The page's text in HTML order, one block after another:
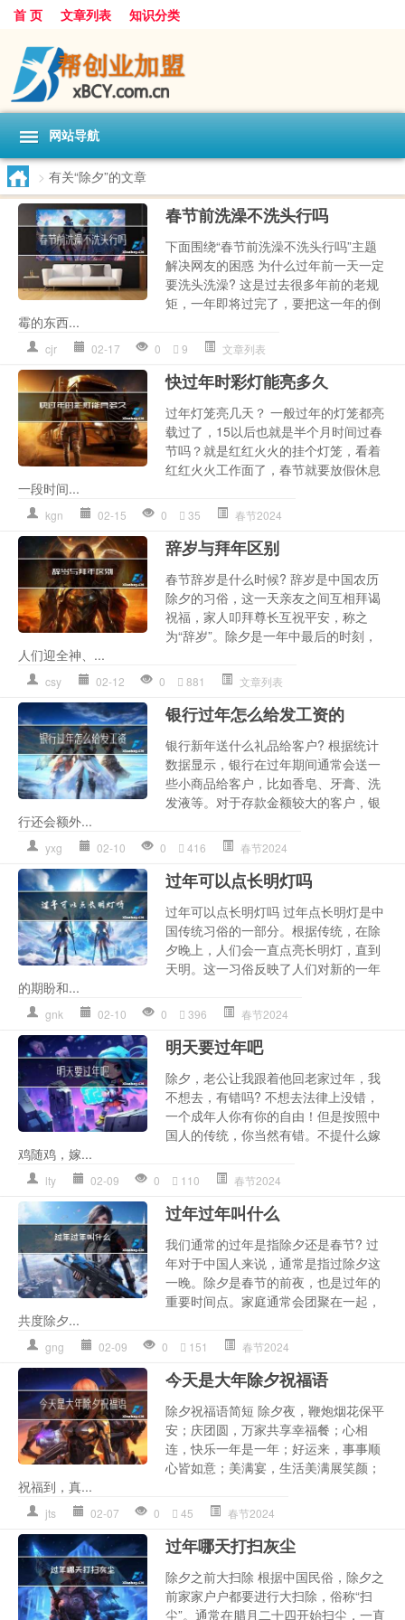
首 页 文章列表 知识分类
网站导航
> 有关“除夕”的文章
春节前洗澡不洗头行吗
下面围绕“春节前洗澡不洗头行吗”主题
解决网友的困惑 为什么过年前一天一定
要洗头洗澡? 这是过去很多年前的老规
矩，一年即将过完了，要把这一年的倒
霉的东西...
cjr 02-17 0 9 文章列表
快过年时彩灯能亮多久
过年灯笼亮几天？ 一般过年的灯笼都亮
载过了，15以后也就是半个月时间过春
节吗？就是红红火火的挂个灯笼，看着
红红火火工作面了，春节就要放假休息
一段时间...
kgn 02-15 0 35 春节2024
辞岁与拜年区别
春节辞岁是什么时候? 辞岁是中国农历
除夕的习俗，这一天亲友之间互相拜谒
祝福，家人叩拜尊长互祝平安，称之
为“辞岁”。除夕是一年中最后的时刻，
人们迎全神、...
csy 02-12 0 881 文章列表
银行过年怎么给发工资的
银行新年送什么礼品给客户? 根据统计
数据显示，银行在过年期间通常会送一
些小商品给客户，比如香皂、牙膏、洗
发液等。对于存款金额较大的客户，银
行还会额外...
yxg 02-10 0 416 春节2024
过年可以点长明灯吗
过年可以点长明灯吗 过年点长明灯是中
国传统习俗的一部分。根据传统，在除
夕晚上，人们会一直点亮长明灯，直到
天明。这一习俗反映了人们对新的一年
的期盼和...
gnk 02-10 0 396 春节2024
明天要过年吧
除夕，老公让我跟着他回老家过年，我
不想去，有错吗? 不想去法律上没错，
一个成年人你有你的自由！但是按照中
国人的传统，你当然有错。不提什么嫁
鸡随鸡，嫁...
lty 02-09 0 110 春节2024
过年过年叫什么
我们通常的过年是指除夕还是春节? 过
年对于中国人来说，通常是指过除夕这
一晚。除夕是春节的前夜，也是过年的
重要时间点。家庭通常会团聚在一起，
共度除夕...
gng 02-09 0 151 春节2024
今天是大年除夕祝福语
除夕祝福语简短 除夕夜，鞭炮烟花保平
安；庆团圆，万家共享幸福餐；心相
连，快乐一年是一年；好运来，事事顺
心皆如意；美满宴，生活美满展笑颜；
祝福到，真...
jts 02-07 0 45 春节2024
过年哪天打扫灰尘
除夕之前大扫除 根据中国民俗，除夕之
前家家户户都要进行大扫除，俗称“扫
尘”。通常在腊月二十四开始扫尘，一直